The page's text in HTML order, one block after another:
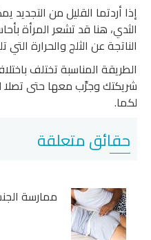
إذا أردتما القليل من
الثدي، هنا قد تشعر المرأة
الناتجة عن الثلج والحرارة التي
الطريقة المناسبة تختلف
شريكتك وجرِّب معها حتى تصلا
لكما.
حقائق متعلقة
ممارسة